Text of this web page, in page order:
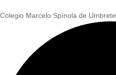
Colegio Marcelo Spínola de Umbrete